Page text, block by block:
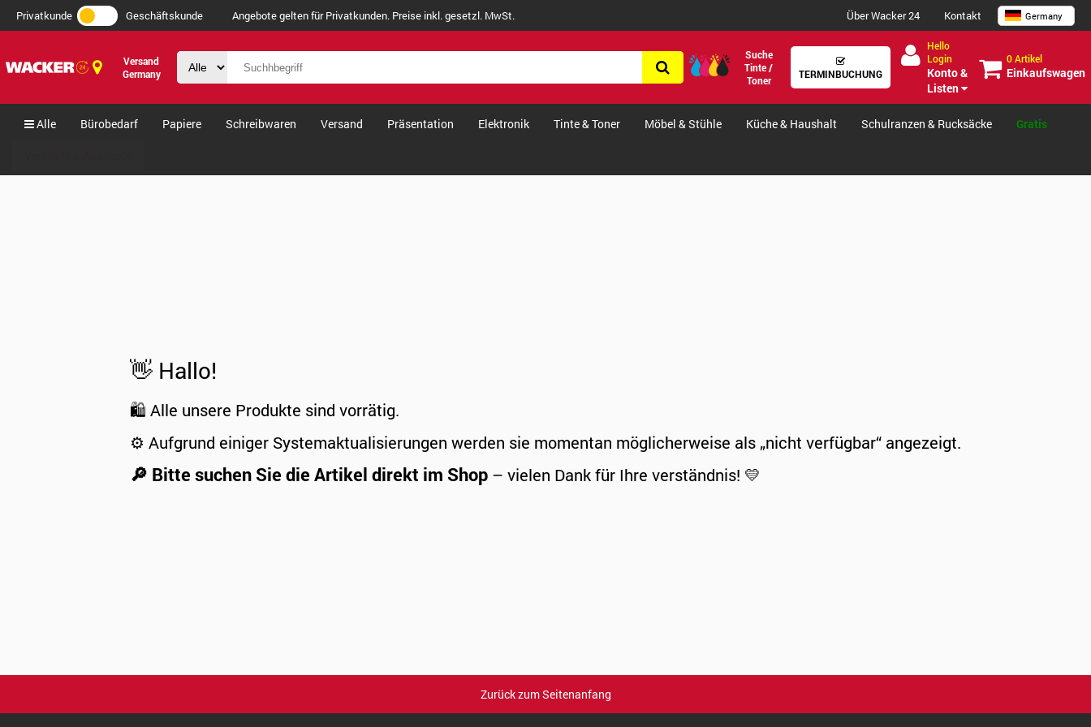
Privatkunde Geschäftskunde Angebote gelten für Privatkunden. Preise inkl. gesetzl. MwSt. Über Wacker 24 Kontakt Germany
Versand
Germany
Suche
Tinte /
Toner
TERMINBUCHUNG
Hello
Login
Konto &
Listen
0 Artikel
Einkaufswagen
Alle Bürobedarf Papiere Schreibwaren Versand Präsentation Elektronik Tinte & Toner Möbel & Stühle Küche & Haushalt Schulranzen & Rucksäcke Gratis
👋 Hallo!
🛍️ Alle unsere Produkte sind vorrätig.
⚙️ Aufgrund einiger Systemaktualisierungen werden sie momentan möglicherweise als „nicht verfügbar“ angezeigt.
🔎 Bitte suchen Sie die Artikel direkt im Shop – vielen Dank für Ihre verständnis! 💛
Zurück zum Seitenanfang